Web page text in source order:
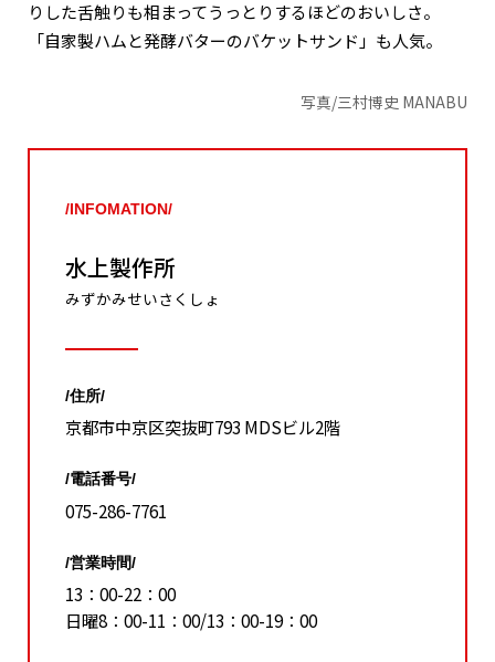
りした舌触りも相まってうっとりするほどのおいしさ。
「自家製ハムと発酵バターのバケットサンド」も人気。
写真/三村博史 MANABU
/INFOMATION/
水上製作所
みずかみせいさくしょ
/住所/
京都市中京区突抜町793 MDSビル2階
/電話番号/
075-286-7761
/営業時間/
13：00-22：00
日曜8：00-11：00/13：00-19：00